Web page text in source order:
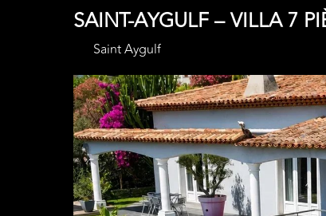
SAINT-AYGULF – VILLA 7
Saint Aygulf